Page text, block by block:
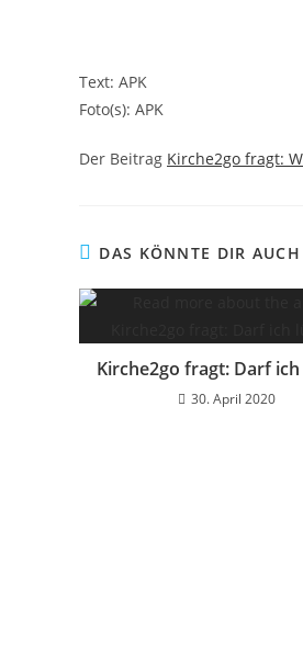
Text: APK
Foto(s): APK
Der Beitrag Kirche2go fragt:
DAS KÖNNTE DIR AUCH
Kirche2go fragt: Darf ich
30. April 2020